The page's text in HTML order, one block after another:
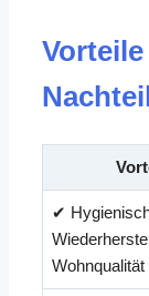
✔
Wohnqualität